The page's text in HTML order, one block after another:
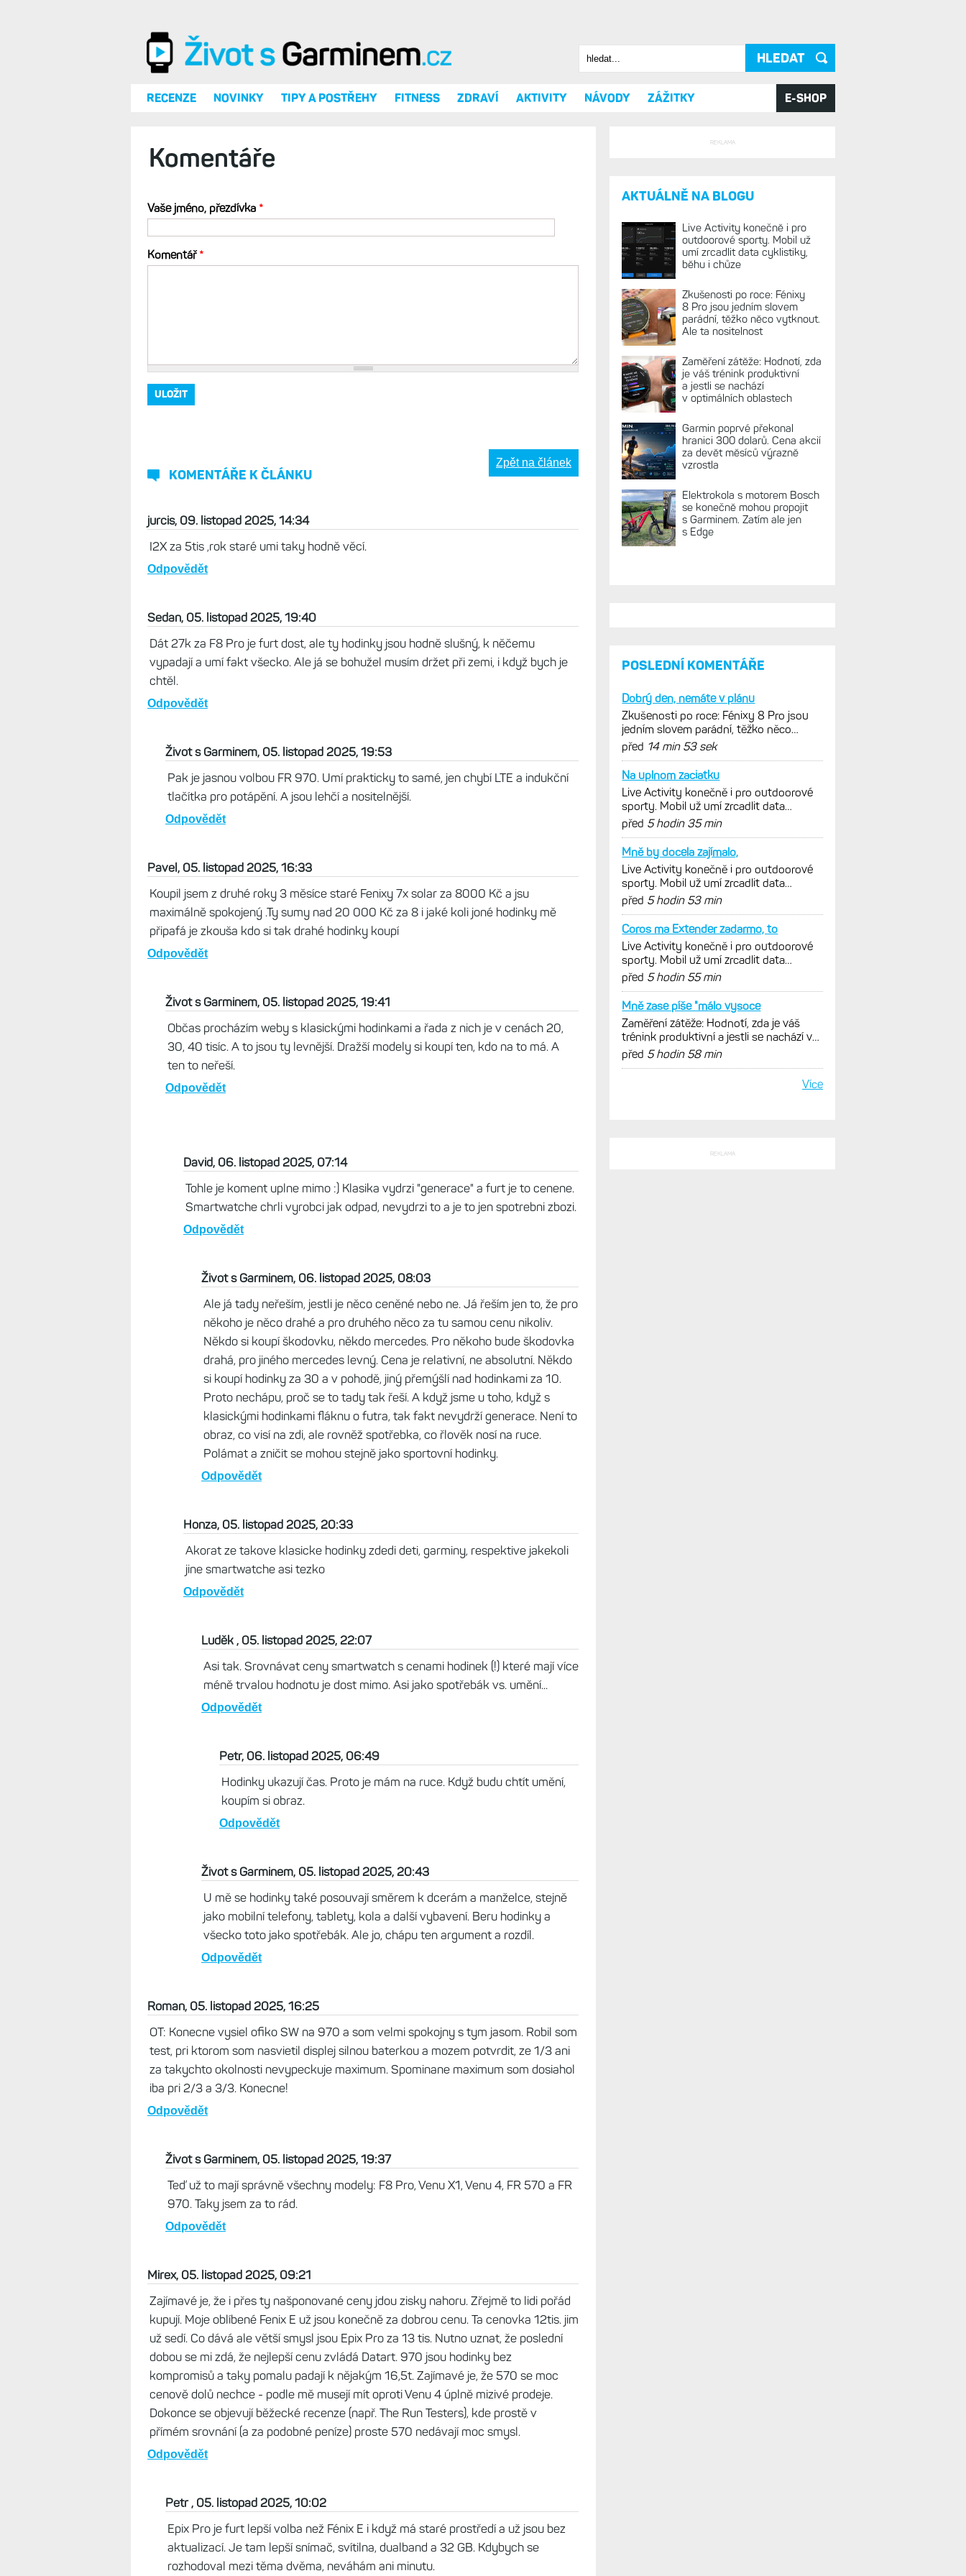
Vyhledávání
Hledat
RECENZE NOVINKY TIPY A POSTŘEHY FITNESS ZDRAVÍ AKTIVITY NÁVODY ZÁŽITKY E-SHOP
Komentáře
Vaše jméno, přezdívka *
Komentář*
KOMENTÁŘE K ČLÁNKU
Zpět na článek
jurcis, 09. listopad 2025, 14:34
I2X za 5tis ,rok staré umi taky hodně věcí.
Odpovědět
Sedan, 05. listopad 2025, 19:40
Dát 27k za F8 Pro je furt dost, ale ty hodinky jsou hodně slušný, k něčemu
vypadají a umí fakt všecko. Ale já se bohužel musím držet při zemi, i když bych je
chtěl.
Odpovědět
Život s Garminem, 05. listopad 2025, 19:53
Pak je jasnou volbou FR 970. Umí prakticky to samé, jen chybí LTE a indukční
tlačítka pro potápění. A jsou lehčí a nositelnější.
Odpovědět
Pavel, 05. listopad 2025, 16:33
Koupil jsem z druhé roky 3 měsíce staré Fenixy 7x solar za 8000 Kč a jsu
maximálně spokojený .Ty sumy nad 20 000 Kč za 8 i jaké koli joné hodinky mě
připafá je zkouša kdo si tak drahé hodinky koupí
Odpovědět
Život s Garminem, 05. listopad 2025, 19:41
Občas procházím weby s klasickými hodinkami a řada z nich je v cenách 20,
30, 40 tisíc. A to jsou ty levnější. Dražší modely si koupí ten, kdo na to má. A
ten to neřeší.
Odpovědět
David, 06. listopad 2025, 07:14
Tohle je koment uplne mimo :) Klasika vydrzi "generace" a furt je to cenene.
Smartwatche chrli vyrobci jak odpad, nevydrzi to a je to jen spotrebni zbozi.
Odpovědět
Život s Garminem, 06. listopad 2025, 08:03
Ale já tady neřeším, jestli je něco ceněné nebo ne. Já řeším jen to, že pro
někoho je něco drahé a pro druhého něco za tu samou cenu nikoliv.
Někdo si koupí škodovku, někdo mercedes. Pro někoho bude škodovka
drahá, pro jiného mercedes levný. Cena je relativní, ne absolutní. Někdo
si koupí hodinky za 30 a v pohodě, jiný přemýšlí nad hodinkami za 10.
Proto nechápu, proč se to tady tak řeší. A když jsme u toho, když s
klasickými hodinkami fláknu o futra, tak fakt nevydrží generace. Není to
obraz, co visí na zdi, ale rovněž spotřebka, co řlověk nosí na ruce.
Polámat a zničit se mohou stejně jako sportovní hodinky.
Odpovědět
Honza, 05. listopad 2025, 20:33
Akorat ze takove klasicke hodinky zdedi deti, garminy, respektive jakekoli
jine smartwatche asi tezko
Odpovědět
Luděk , 05. listopad 2025, 22:07
Asi tak. Srovnávat ceny smartwatch s cenami hodinek (!) které mají více
méně trvalou hodnotu je dost mimo. Asi jako spotřebák vs. umění...
Odpovědět
Petr, 06. listopad 2025, 06:49
Hodinky ukazují čas. Proto je mám na ruce. Když budu chtít umění,
koupím si obraz.
Odpovědět
Život s Garminem, 05. listopad 2025, 20:43
U mě se hodinky také posouvají směrem k dcerám a manželce, stejně
jako mobilní telefony, tablety, kola a další vybavení. Beru hodinky a
všecko toto jako spotřebák. Ale jo, chápu ten argument a rozdíl.
Odpovědět
Roman, 05. listopad 2025, 16:25
OT: Konecne vysiel ofiko SW na 970 a som velmi spokojny s tym jasom. Robil som
test, pri ktorom som nasvietil displej silnou baterkou a mozem potvrdit, ze 1/3 ani
za takychto okolnosti nevypeckuje maximum. Spominane maximum som dosiahol
iba pri 2/3 a 3/3. Konecne!
Odpovědět
Život s Garminem, 05. listopad 2025, 19:37
Teď už to mají správně všechny modely: F8 Pro, Venu X1, Venu 4, FR 570 a FR
970. Taky jsem za to rád.
Odpovědět
Mirex, 05. listopad 2025, 09:21
Zajímavé je, že i přes ty našponované ceny jdou zisky nahoru. Zřejmě to lidi pořád
kupují. Moje oblíbené Fenix E už jsou konečně za dobrou cenu. Ta cenovka 12tis. jim
už sedí. Co dává ale větší smysl jsou Epix Pro za 13 tis. Nutno uznat, že poslední
dobou se mi zdá, že nejlepší cenu zvládá Datart. 970 jsou hodinky bez
kompromisů a taky pomalu padají k nějakým 16,5t. Zajímavé je, že 570 se moc
cenově dolů nechce - podle mě musejí mít oproti Venu 4 úplně mizivé prodeje.
Dokonce se objevují běžecké recenze (např. The Run Testers), kde prostě v
přímém srovnání (a za podobné peníze) proste 570 nedávají moc smysl.
Odpovědět
Petr , 05. listopad 2025, 10:02
Epix Pro je furt lepší volba než Fénix E i když má staré prostředí a už jsou bez
aktualizací. Je tam lepší snímač, svítilna, dualband a 32 GB. Kdybych se
rozhodoval mezi těma dvěma, neváhám ani minutu.
REKLAMA
AKTUÁLNĚ NA BLOGU
Live Activity konečně i pro
outdoorové sporty. Mobil už
umí zrcadlit data cyklistiky,
běhu i chůze
Zkušenosti po roce: Fénixy
8 Pro jsou jedním slovem
parádní, těžko něco vytknout.
Ale ta nositelnost
Zaměření zátěže: Hodnotí, zda
je váš trénink produktivní
a jestli se nachází
v optimálních oblastech
Garmin poprvé překonal
hranici 300 dolarů. Cena akcií
za devět měsíců výrazně
vzrostla
Elektrokola s motorem Bosch
se konečně mohou propojit
s Garminem. Zatím ale jen
s Edge
POSLEDNÍ KOMENTÁŘE
Dobrý den, nemáte v plánu
Zkušenosti po roce: Fénixy 8 Pro jsou
jedním slovem parádní, těžko něco
vytknout. Ale ta nositelnost
před 14 min 53 sek
Na uplnom zaciatku
Live Activity konečně i pro outdoorové
sporty. Mobil už umí zrcadlit data
cyklistiky, běhu i chůze
před 5 hodin 35 min
Mně by docela zajímalo,
Live Activity konečně i pro outdoorové
sporty. Mobil už umí zrcadlit data
cyklistiky, běhu i chůze
před 5 hodin 53 min
Coros ma Extender zadarmo, to
Live Activity konečně i pro outdoorové
sporty. Mobil už umí zrcadlit data
cyklistiky, běhu i chůze
před 5 hodin 55 min
Mně zase píše "málo vysoce
Zaměření zátěže: Hodnotí, zda je váš
trénink produktivní a jestli se nachází v
optimálních oblastech
před 5 hodin 58 min
Více
REKLAMA